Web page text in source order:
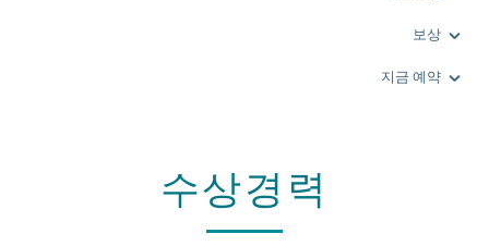
보상
지금 예약
수상경력